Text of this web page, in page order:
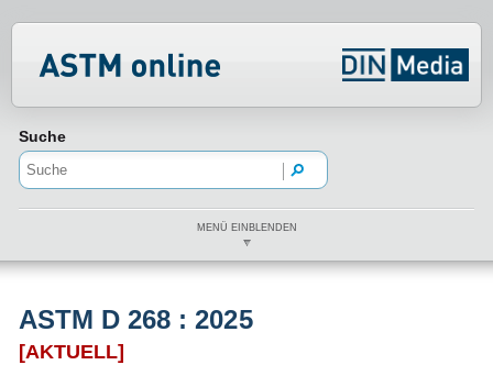
Suche
MENÜ EINBLENDEN
ASTM D 268 : 2025
[AKTUELL]